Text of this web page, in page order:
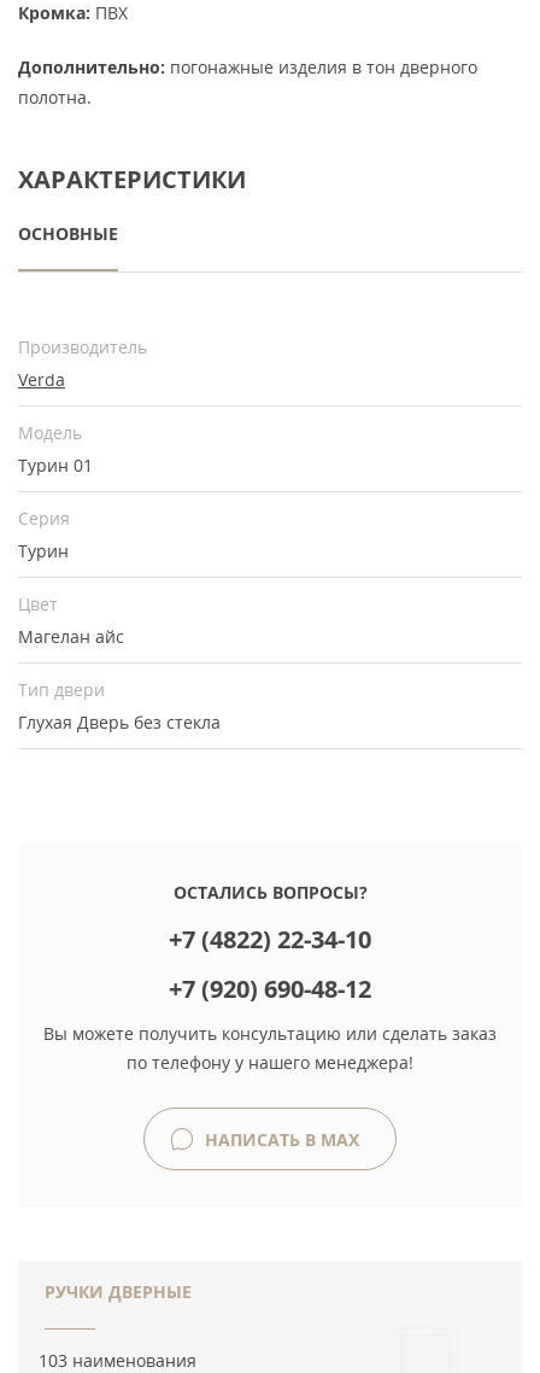
Кромка: ПВХ
Дополнительно: погонажные изделия в тон дверного
полотна.
ХАРАКТЕРИСТИКИ
ОСНОВНЫЕ
Производитель
Verda
Модель
Турин 01
Серия
Турин
Цвет
Магелан айс
Тип двери
Глухая Дверь без стекла
ОСТАЛИСЬ ВОПРОСЫ?
+7 (4822) 22-34-10
+7 (920) 690-48-12
Вы можете получить консультацию или сделать заказ
по телефону у нашего менеджера!
НАПИСАТЬ В MAX
РУЧКИ ДВЕРНЫЕ
103 наименования